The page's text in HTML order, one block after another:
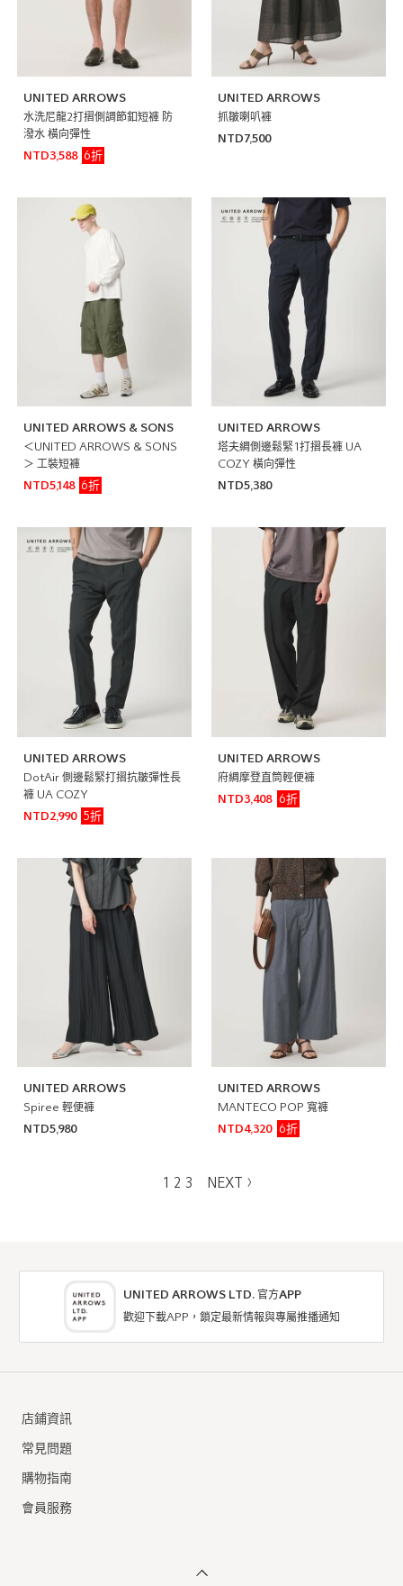
UNITED ARROWS
水洗尼龍2打摺側調節釦短褲 防
潑水 橫向彈性
NTD3,588
6折
UNITED ARROWS
抓皺喇叭褲
NTD7,500
UNITED ARROWS & SONS
＜UNITED ARROWS & SONS
＞ 工裝短褲
NTD5,148
6折
UNITED ARROWS
塔夫綢側邊鬆緊1打摺長褲 UA
COZY 橫向彈性
NTD5,380
UNITED ARROWS
DotAir 側邊鬆緊打摺抗皺彈性長
褲 UA COZY
NTD2,990
5折
UNITED ARROWS
府綢摩登直筒輕便褲
NTD3,408
6折
UNITED ARROWS
Spiree 輕便褲
NTD5,980
UNITED ARROWS
MANTECO POP 寬褲
NTD4,320
6折
1 2 3 NEXT
UNITED ARROWS LTD. 官方APP
歡迎下載APP，鎖定最新情報與專屬推播通知
店鋪資訊
常見問題
購物指南
會員服務